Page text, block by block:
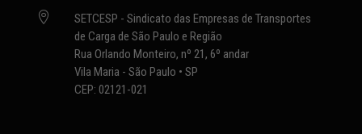

SETCESP - Sindicato das Empresas de Transportes
de Carga de São Paulo e Região
Rua Orlando Monteiro, nº 21, 6º andar
Vila Maria - São Paulo • SP
CEP: 02121-021